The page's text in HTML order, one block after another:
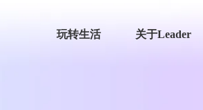
玩转生活 关于Leader